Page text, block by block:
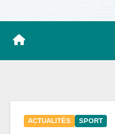
ACTUALITÉS SPORT